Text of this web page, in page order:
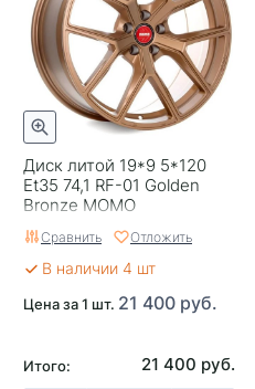
Сверловка
Вылет
ЦО
Ширина (диски)
Применяемость
Тип диска
Гарантия
Диск литой 19*9 5*120
Et35 74,1 RF-01 Golden
Bronze MOMO
Сравнить Отложить
В наличии 4 шт
Цена за 1 шт. 21 400 руб.
Итого: 21 400 руб.